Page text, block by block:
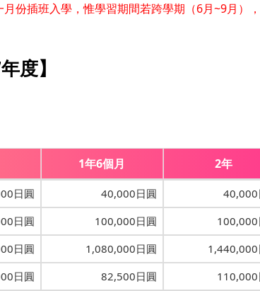
份插班入學，惟學習期間若跨學期（6月~9月）
度】
1年6個月 2年
日圓 40,000日圓
40,000
日圓 100,000日圓
100,000
日圓 1,080,000日圓
1,440,000
日圓 82,500日圓 110,000